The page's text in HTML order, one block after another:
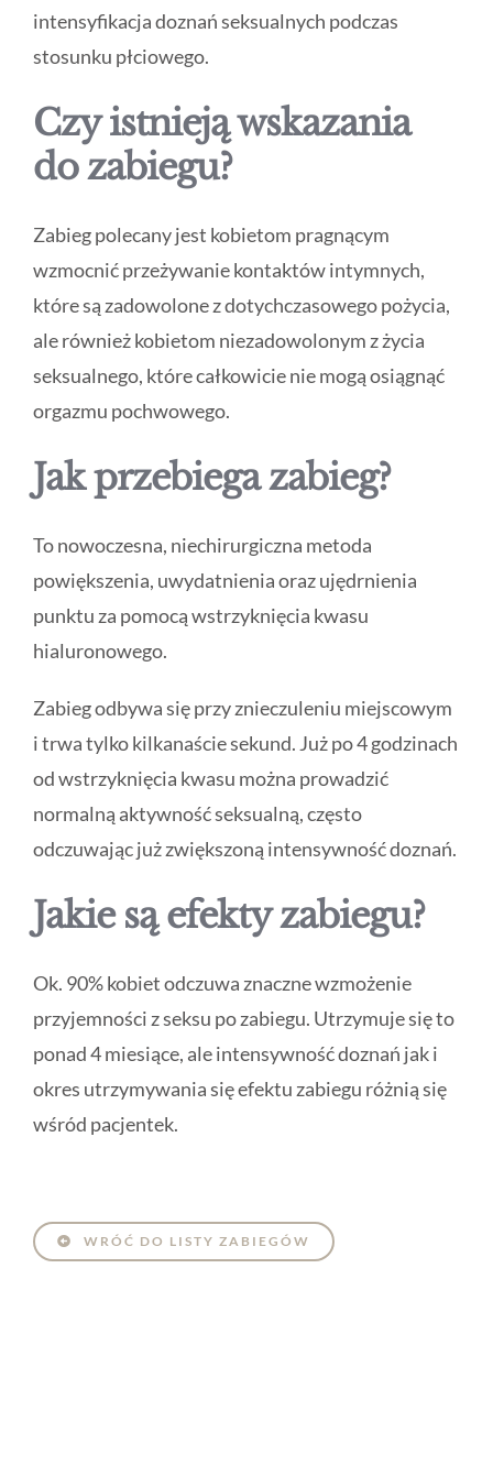
intensyfikacja doznań seksualnych podczas
stosunku płciowego.
Czy istnieją wskazania
do zabiegu?
Zabieg polecany jest kobietom pragnącym
wzmocnić przeżywanie kontaktów intymnych,
które są zadowolone z dotychczasowego pożycia,
ale również kobietom niezadowolonym z życia
seksualnego, które całkowicie nie mogą osiągnąć
orgazmu pochwowego.
Jak przebiega zabieg?
To nowoczesna, niechirurgiczna metoda
powiększenia, uwydatnienia oraz ujędrnienia
punktu za pomocą wstrzyknięcia kwasu
hialuronowego.
Zabieg odbywa się przy znieczuleniu miejscowym
i trwa tylko kilkanaście sekund. Już po 4 godzinach
od wstrzyknięcia kwasu można prowadzić
normalną aktywność seksualną, często
odczuwając już zwiększoną intensywność doznań.
Jakie są efekty zabiegu?
Ok. 90% kobiet odczuwa znaczne wzmożenie
przyjemności z seksu po zabiegu. Utrzymuje się to
ponad 4 miesiące, ale intensywność doznań jak i
okres utrzymywania się efektu zabiegu różnią się
wśród pacjentek.
WRÓĆ DO LISTY ZABIEGÓW